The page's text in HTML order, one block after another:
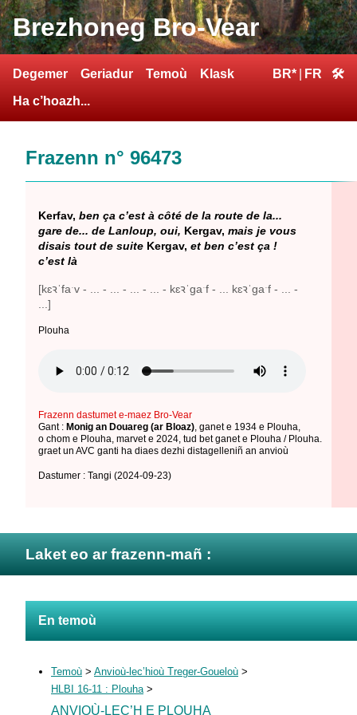
Brezhoneg Bro-Vear
Degemer Geriadur Temoù
Klask
Ha c’hoazh...
BR* FR 🛠
Frazenn n° 96473
Kerfav, ben ça c’est à côté de la route de la...
gare de... de Lanloup, oui, Kergav, mais je vous
disais tout de suite Kergav, et ben c’est ça !
c’est là
[kɛꝛˈfaˑv - ... - ... - ... - ... - kɛꝛˈgaˑf - ... kɛꝛˈgaˑf - ... -
...]
Plouha
Frazenn dastumet e-maez Bro-Vear
Gant : Monig an Douareg (ar Bloaz) ganet e 1934 e Plouha
o chom e Plouha marvet e 2024 tud bet ganet e Plouha / Plouha
graet un AVC ganti ha diaes dezhi distagelleniñ an anvioù
Dastumer : Tangi (2024-09-23)
Laket eo ar frazenn-mañ :
En temoù
Temoù > Anvioù-lec’hioù Treger-Goueloù >
HLBI 16-11 : Plouha>
ANVIOÙ-LEC’H E PLOUHA